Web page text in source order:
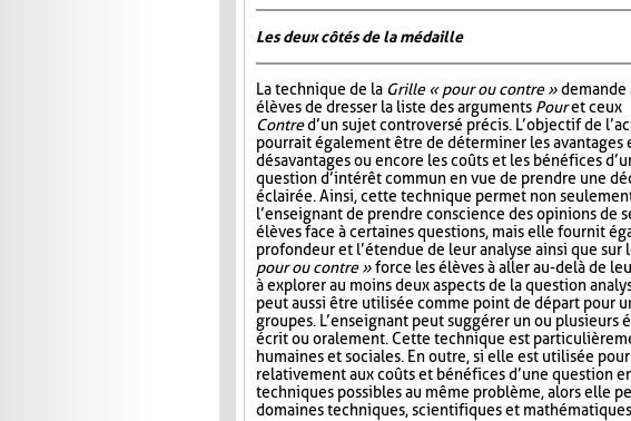
Les deux côtés de la médaille
La technique de la Grille « pour ou contre »demande
élèves de dresser la liste des arguments Pouret ceux
Contred’un sujet controversé précis. L’objectif de
pourrait également être de déterminer les avantages
désavantages ou encore les coûts et les bénéfices
question d’intérêt commun en vue de prendre une
éclairée. Ainsi, cette technique permet non
l’enseignant de prendre conscience des opinions de
élèves face à certaines questions, mais elle fournit
profondeur et l’étendue de leur analyse ainsi que
pour ou contre »force les élèves à aller au-delà de
à explorer au moins deux aspects de la question
peut aussi être utilisée comme point de départ pour
groupes. L’enseignant peut suggérer un ou
écrit ou oralement. Cette technique est
humaines et sociales. En outre, si elle est utilisée
relativement aux coûts et bénéfices d’une question
techniques possibles au même problème, alors elle
domaines techniques, scientifiques et